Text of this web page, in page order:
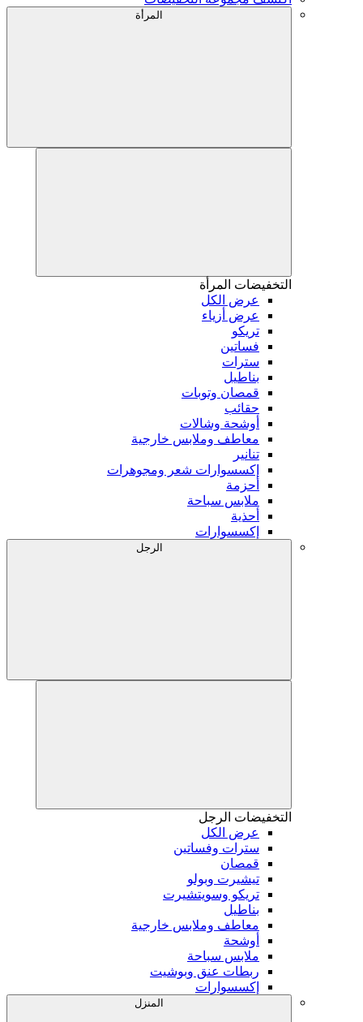
المرأة
التخفيضات المرأة
عرض الكل
عرض أزياء
تريكو
فساتين
سترات
بناطيل
قمصان وتوبات
حقائب
أوشحة وشالات
معاطف وملابس خارجية
تنانير
إكسسوارات شعر ومجوهرات
أحزمة
ملابس سباحة
أحذية
إكسسوارات
الرجل
التخفيضات الرجل
عرض الكل
سترات وفساتين
قمصان
تيشيرت وبولو
تريكو وسويتشيرت
بناطيل
معاطف وملابس خارجية
أوشحة
ملابس سباحة
ربطات عنق وبوشيت
إكسسوارات
المنزل